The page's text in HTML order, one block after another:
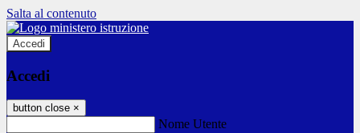
Salta al contenuto
Accedi
Accedi
button close ×
Nome Utente